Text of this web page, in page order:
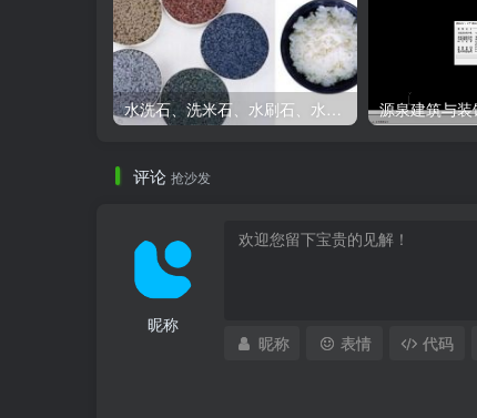
水洗石、洗米石、水刷石、水磨石、胶粘石傻傻分不清楚
评论 抢沙发
昵称
昵称 表情 代码